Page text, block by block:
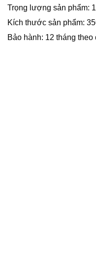
Trọng lượng sản phẩm:
Kích thước sản phẩm:
Bảo hành: 12 tháng